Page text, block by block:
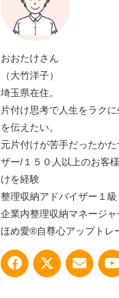
おおたけさん
（大竹洋子）
埼玉県在住。
片付け思考で人生をラクに
を伝えたい。
元片付けが苦手だったか
ザー/１５０人以上のお客
けを経験
整理収納アドバイザー１級
企業内整理収納マネージャ
ほめ愛®自尊心アップトレ